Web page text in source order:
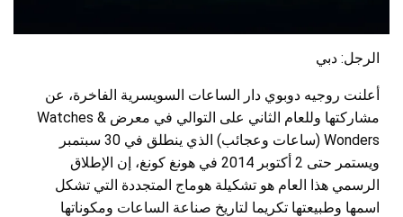
الرجل: دبي
أعلنت روجيه دوبوي دار الساعات السويسرية الفاخرة، عن
مشاركتها وللعام الثاني على التوالي في معرض Watches &
Wonders (ساعات وعجائب) الذي ينطلق في 30 سبتمبر
ويستمر حتى 2 أكتوبر 2014 في هونغ كونغ،
إن الإطلاق
الرسمي هذا العام هو تشكيلة هوماج المتجددة التي تشكل
اسمها وطبيعتها تكريما لتاريخ صناعة الساعات ومكوناتها